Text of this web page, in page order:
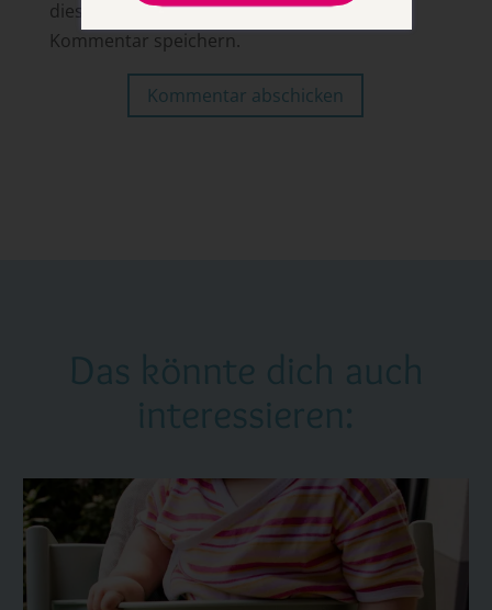
diesem Browser für meinen nächsten
Kommentar speichern.
Kommentar abschicken
Das könnte dich auch
interessieren: